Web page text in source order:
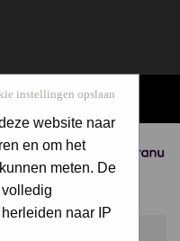
Sponsored by
instellingen opslaan
website naar
en om het
meten. De
naar IP
otherwise.